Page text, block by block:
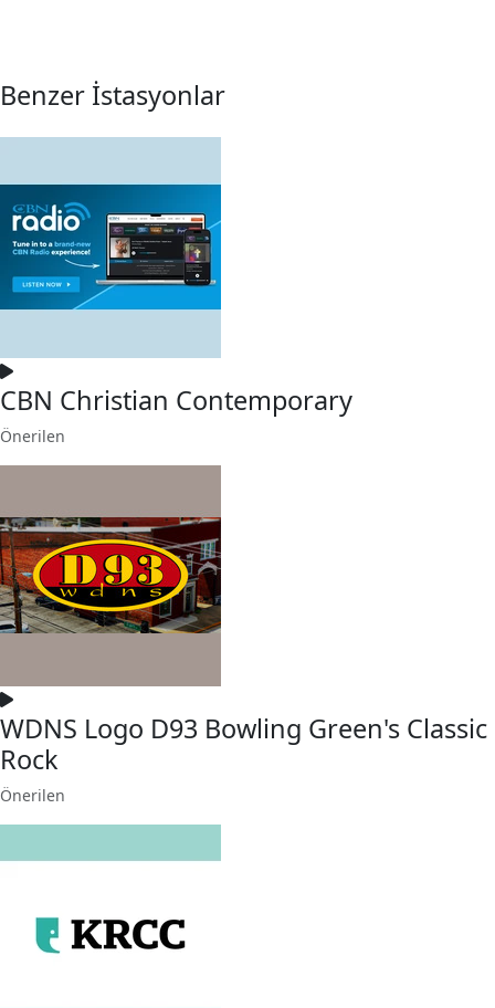
Benzer İstasyonlar
CBN Christian Contemporary
Önerilen
WDNS Logo D93 Bowling Green's Classic
Rock
Önerilen